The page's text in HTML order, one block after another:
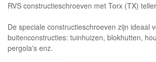
RVS constructieschroeven met Torx (TX)
De speciale constructieschroeven zijn ideaal
buitenconstructies: tuinhuizen, blokhutten,
pergola's enz.